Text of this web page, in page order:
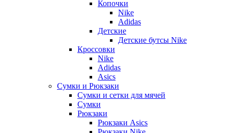
Копочки
Nike
Adidas
Детские
Детские бутсы Nike
Кроссовки
Nike
Adidas
Asics
Сумки и Рюкзаки
Сумки и сетки для мячей
Сумки
Рюкзаки
Рюкзаки Asics